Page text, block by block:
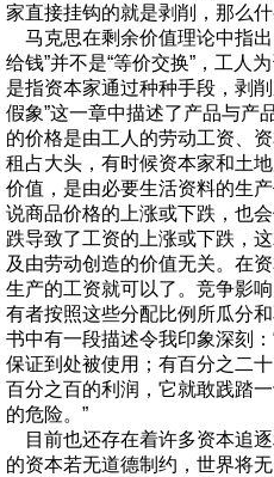
家直接挂钩的就是剥削，那么
马克思在剩余价值理论中指出
给钱”并不是“等价交换”，工人
是指资本家通过种种手段，剥
假象”这一章中描述了产品与产
的价格是由工人的劳动工资、
租占大头，有时候资本家和土
价值，是由必要生活资料的生
说商品价格的上涨或下跌，也
跌导致了工资的上涨或下跌，
及由劳动创造的价值无关。在
生产的工资就可以了。竞争影
有者按照这些分配比例所瓜分
书中有一段描述令我印象深刻
保证到处被使用；有百分之二
百分之百的利润，它就敢践踏
的危险。”
目前也还存在着许多资本追
的资本若无道德制约，世界将